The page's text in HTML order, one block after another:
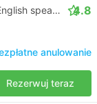
Daytrip private transfer with English speaking driver 4.8
anulowanie
Rezerwuj teraz